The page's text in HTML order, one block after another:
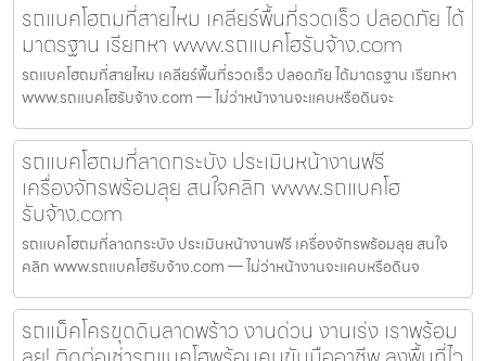
รถแบคโฮถมที่สายไหม เคลียร์พื้นที่รวดเร็ว ปลอดภัย ได้
มาตรฐาน เรียกหา www.รถแบคโฮรับจ้าง.com
รถแบคโฮถมที่สายไหม เคลียร์พื้นที่รวดเร็ว ปลอดภัย ได้มาตรฐาน เรียกหา
www.รถแบคโฮรับจ้าง.com — ไม่ว่าหน้างานจะแคบหรือดินจะ
รถแบคโฮถมที่ลาดกระบัง ประเมินหน้างานฟรี
เครื่องจักรพร้อมลุย สนใจคลิก www.รถแบคโฮ
รับจ้าง.com
รถแบคโฮถมที่ลาดกระบัง ประเมินหน้างานฟรี เครื่องจักรพร้อมลุย สนใจ
คลิก www.รถแบคโฮรับจ้าง.com — ไม่ว่าหน้างานจะแคบหรือดินจ
รถแม็คโครขุดดินลาดพร้าว งานด่วน งานเร่ง เราพร้อม